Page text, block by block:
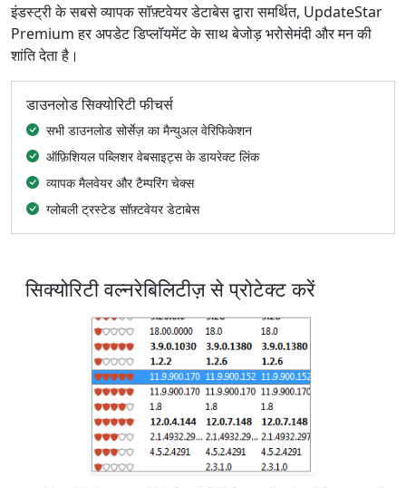
इंडस्ट्री के सबसे व्यापक सॉफ़्टवेयर डेटाबेस द्वारा समर्थित, UpdateStar
Premium हर अपडेट डिप्लॉयमेंट के साथ बेजोड़ भरोसेमंदी और मन की
शांति देता है।
डाउनलोड सिक्योरिटी फीचर्स
सभी डाउनलोड सोर्सेज़ का मैन्युअल वेरिफिकेशन
ऑफ़िशियल पब्लिशर वेबसाइट्स के डायरेक्ट लिंक
व्यापक मैलवेयर और टैम्परिंग चेक्स
ग्लोबली ट्रस्टेड सॉफ़्टवेयर डेटाबेस
सिक्योरिटी वल्नरेबिलिटीज़ से प्रोटेक्ट करें